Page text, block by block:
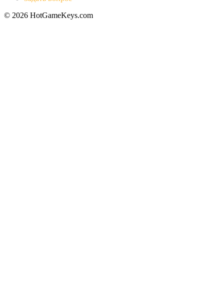
© 2026 HotGameKeys.com